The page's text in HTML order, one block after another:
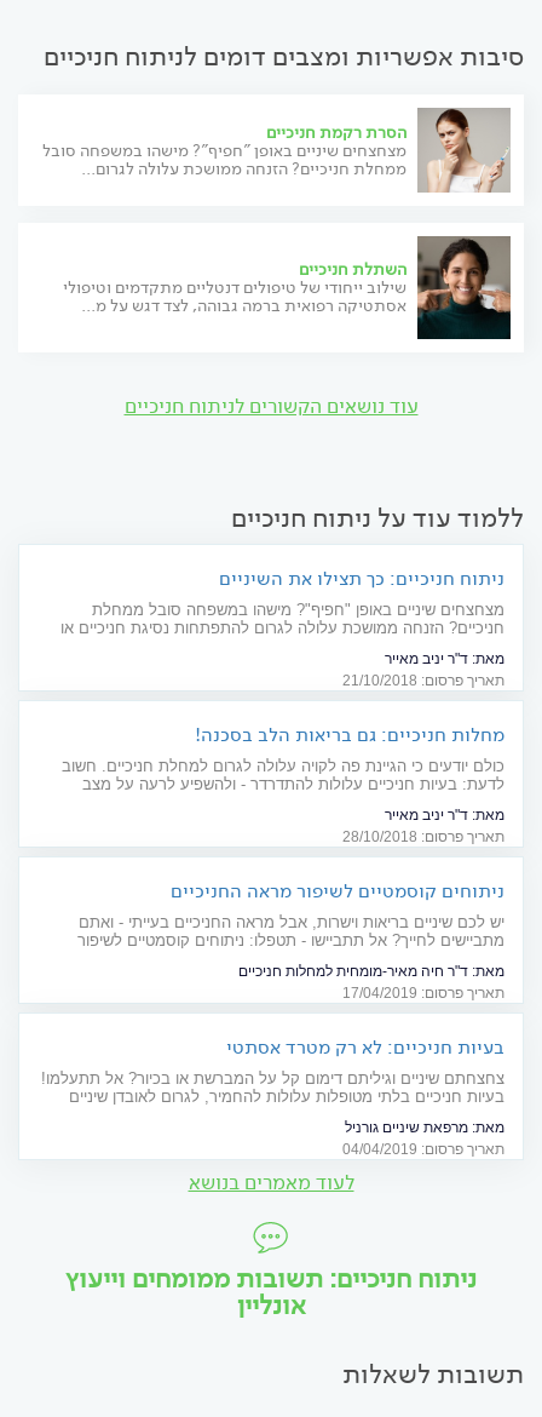
סיבות אפשריות ומצבים דומים לניתוח חניכיים
הסרת רקמת חניכיים
מצחצחים שיניים באופן "חפיף"? מישהו במשפחה סובל
ממחלת חניכיים? הזנחה ממושכת עלולה לגרום...
השתלת חניכיים
שילוב ייחודי של טיפולים דנטליים מתקדמים וטיפולי
אסתטיקה רפואית ברמה גבוהה, לצד דגש על מ...
עוד נושאים הקשורים לניתוח חניכיים
ללמוד עוד על ניתוח חניכיים
ניתוח חניכיים: כך תצילו את השיניים
מצחצחים שיניים באופן "חפיף"? מישהו במשפחה סובל ממחלת
חניכיים? הזנחה ממושכת עלולה לגרום להתפתחות נסיגת חניכיים או
חניכיים. אל תצאו בשן ועין - מומלץ לטפל בהקדם
מאת: ד"ר יניב מאייר
תאריך פרסום: 21/10/2018
מחלות חניכיים: גם בריאות הלב בסכנה!
כולם יודעים כי הגיינת פה לקויה עלולה לגרום למחלת חניכיים. חשוב
לדעת: בעיות חניכיים עלולות להתדרדר - ולהשפיע לרעה על מצב
החניכיים - ואל תזניחו דלקות חניכיים!
מאת: ד"ר יניב מאייר
תאריך פרסום: 28/10/2018
ניתוחים קוסמטיים לשיפור מראה החניכיים
יש לכם שיניים בריאות וישרות, אבל מראה החניכיים בעייתי - ואתם
מתביישים לחייך? אל תתביישו - תטפלו: ניתוחים קוסמטיים לשיפור
מאת: ד"ר חיה מאיר-מומחית למחלות חניכיים
תאריך פרסום: 17/04/2019
בעיות חניכיים: לא רק מטרד אסתטי
צחצחתם שיניים וגיליתם דימום קל על המברשת או בכיור? אל תתעלמו!
בעיות חניכיים בלתי מטופלות עלולות להחמיר, לגרום לאובדן שיניים
לאיברים פנימיים באמצעות מחזור הדם
מאת: מרפאת שיניים גורניל
תאריך פרסום: 04/04/2019
לעוד מאמרים בנושא
ניתוח חניכיים: תשובות ממומחים וייעוץ
אונליין
תשובות לשאלות